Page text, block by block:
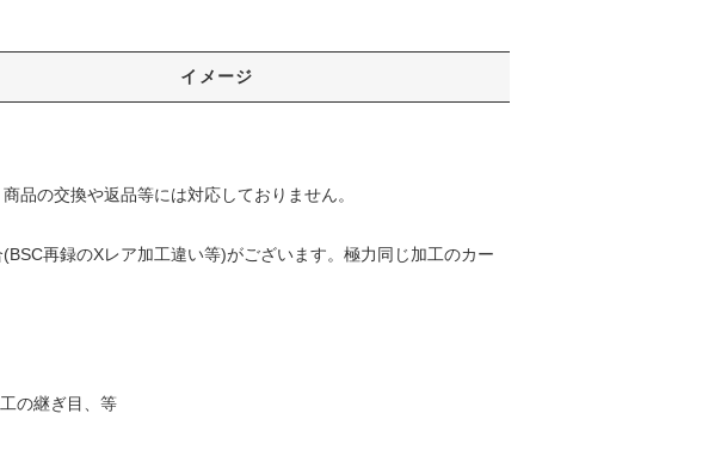
イメージ
品の交換や返品等には対応しておりません。
再録のXレア加工違い等)がございます。極力同じ加工のカー
の継ぎ目、等